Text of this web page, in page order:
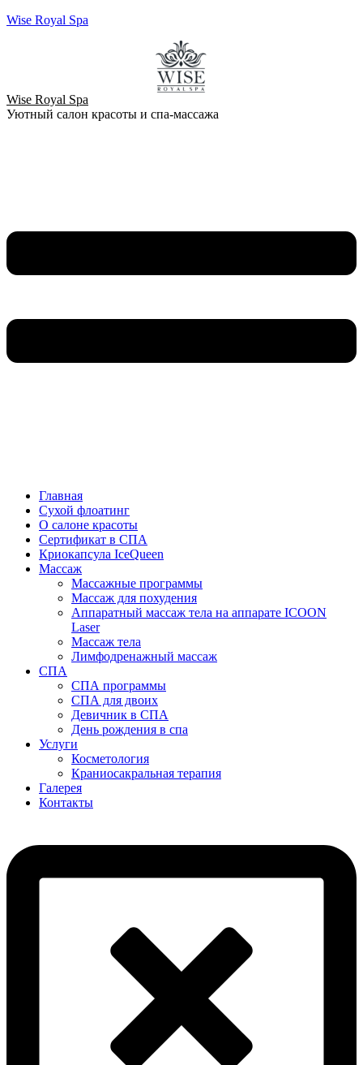
Wise Royal Spa
Wise Royal Spa
Уютный салон красоты и спа-массажа
Главная
Сухой флоатинг
О салоне красоты
Cертификат в СПА
Криокапсула IceQueen
Массаж
Массажные программы
Массаж для похудения
Аппаратный массаж тела на аппарате ICOON
Laser
Массаж тела
Лимфодренажный массаж
СПА
СПА программы
СПА для двоих
Девичник в СПА
День рождения в спа
Услуги
Косметология
Краниосакральная терапия
Галерея
Контакты